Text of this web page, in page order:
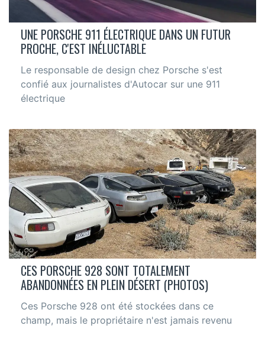
UNE PORSCHE 911 ÉLECTRIQUE DANS UN FUTUR
PROCHE, C'EST INÉLUCTABLE
Le responsable de design chez Porsche s'est
confié aux journalistes d'Autocar sur une 911
électrique
CES PORSCHE 928 SONT TOTALEMENT
ABANDONNÉES EN PLEIN DÉSERT (PHOTOS)
Ces Porsche 928 ont été stockées dans ce
champ, mais le propriétaire n'est jamais revenu